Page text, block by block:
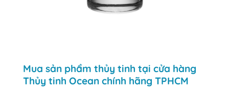
Mua sản phẩm thủy tinh tại cửa hàng
Thủy tinh Ocean chính hãng TPHCM